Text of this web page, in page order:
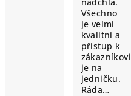
Všechno
je velmi
kvalitní a
přístup k
zákazníkovi
je na
jedničku.
Ráda…